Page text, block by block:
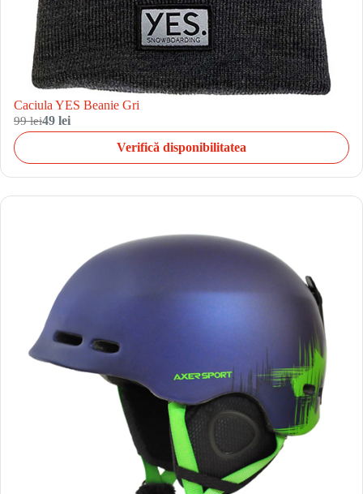
Caciula YES Beanie Gri
99 lei49 lei
Verifică disponibilitatea